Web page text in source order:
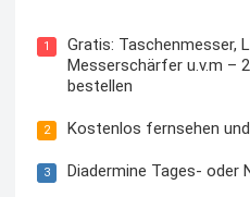
1
Gratis: Taschenmesser,
Messerschärfer u.v.m –
bestellen
2 Kostenlos fernsehen
3 Diadermine Tages-